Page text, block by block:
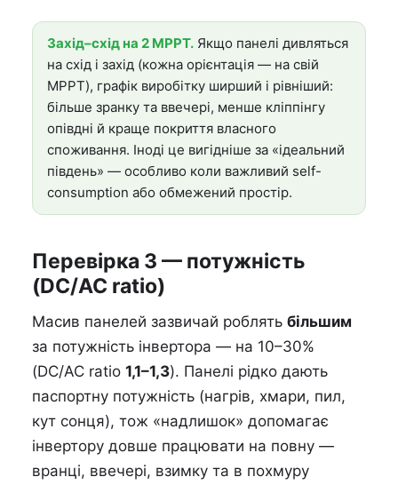
Захід–схід на 2 MPPT. Якщо панелі дивляться
на схід і захід (кожна орієнтація — на свій
MPPT), графік виробітку ширший і рівніший:
більше зранку та ввечері, менше кліппінгу
опівдні й краще покриття власного
споживання. Іноді це вигідніше за «ідеальний
південь» — особливо коли важливий self-
consumption або обмежений простір.
Перевірка 3 — потужність
(DC/AC ratio)
Масив панелей зазвичай роблять більшим
за потужність інвертора — на 10–30%
(DC/AC ratio 1,1–1,3). Панелі рідко дають
паспортну потужність (нагрів, хмари, пил,
кут сонця), тож «надлишок» допомагає
інвертору довше працювати на повну —
вранці, ввечері, взимку та в похмуру